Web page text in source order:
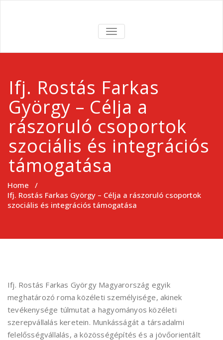
TOGGLE
NAVIGATION
Ifj. Rostás Farkas
György – Célja a
rászoruló csoportok
szociális és integrációs
támogatása
Home /
Ifj. Rostás Farkas György – Célja a rászoruló csoportok
szociális és integrációs támogatása
Ifj. Rostás Farkas György Magyarország egyik
meghatározó roma közéleti személyisége, akinek
tevékenysége túlmutat a hagyományos közéleti
szerepvállalás keretein. Munkásságát a társadalmi
felelősségvállalás, a közösségépítés és a jövőorientált